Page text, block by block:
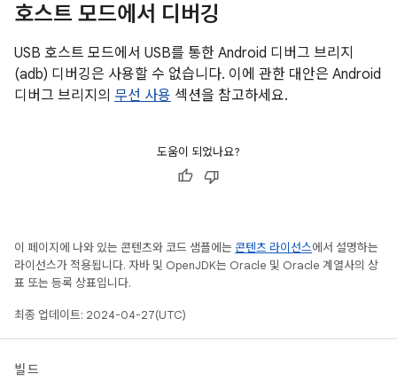
호스트 모드에서 디버깅
USB 호스트 모드에서 USB를 통한 Android 디버그 브리지
(adb) 디버깅은 사용할 수 없습니다. 이에 관한 대안은 Android
디버그 브리지의 무선 사용 섹션을 참고하세요.
도움이 되었나요?
이 페이지에 나와 있는 콘텐츠와 코드 샘플에는 콘텐츠 라이선스에서 설명하는
라이선스가 적용됩니다. 자바 및 OpenJDK는 Oracle 및 Oracle 계열사의 상
표 또는 등록 상표입니다.
최종 업데이트: 2024-04-27(UTC)
빌드